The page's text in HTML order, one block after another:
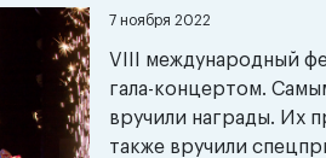
7 ноября 2022
VIII международный
гала-концертом.
вручили награды. Их
также вручили